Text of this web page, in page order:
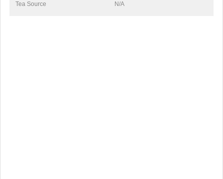
Tea Source N/A